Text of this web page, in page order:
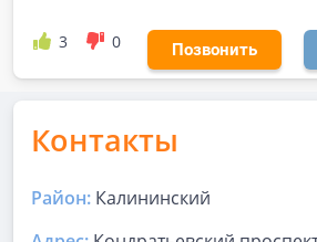
3 0 Позвонить
Контакты
Район: Калининский